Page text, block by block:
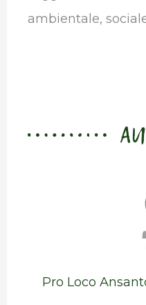
ambientale,
Pro Loco